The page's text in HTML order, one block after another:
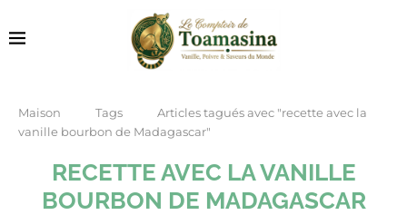
Maison Tags
Articles tagués avec "recette avec la
vanille bourbon de Madagascar"
RECETTE AVEC LA VANILLE
BOURBON DE MADAGASCAR